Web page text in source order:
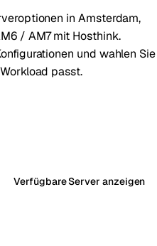
in Amsterdam,
/ AM7 mit Hosthink.
und wahlen Sie
passt.
Verfügbare Server anzeigen